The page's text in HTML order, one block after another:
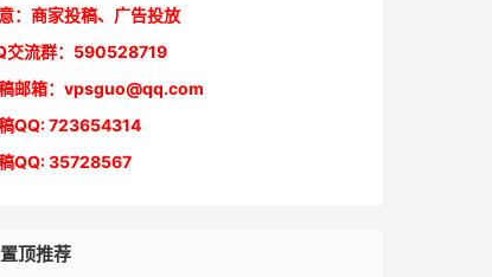
：商家投稿、广告投放
交流群：590528719
邮箱：vpsguo@qq.com
QQ: 723654314
QQ: 35728567
置顶推荐